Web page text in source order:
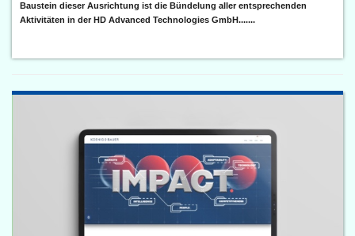
Baustein dieser Ausrichtung ist die Bündelung aller entsprechenden
Aktivitäten in der HD Advanced Technologies GmbH.......